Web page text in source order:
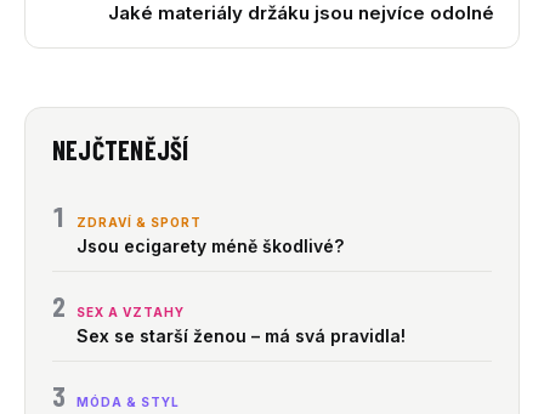
Jaké materiály držáku jsou nejvíce odolné
NEJČTENĚJŠÍ
1 ZDRAVÍ & SPORT
Jsou ecigarety méně škodlivé?
2 SEX A VZTAHY
Sex se starší ženou – má svá pravidla!
3 MÓDA & STYL